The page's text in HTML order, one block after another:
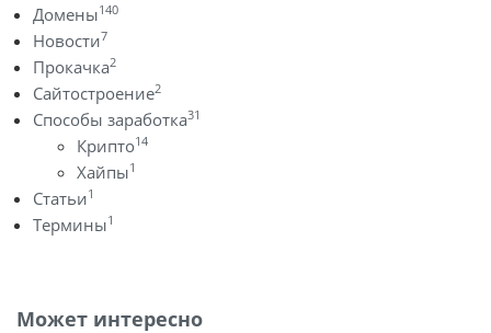
Домены140
Новости7
Прокачка2
Сайтостроение2
Способы заработка31
Крипто14
Хайпы1
Статьи1
Термины1
Может интересно